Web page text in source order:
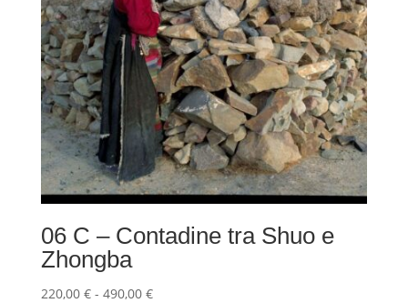
06 C – Contadine tra Shuo e
Zhongba
220,00 € - 490,00 €Fascia